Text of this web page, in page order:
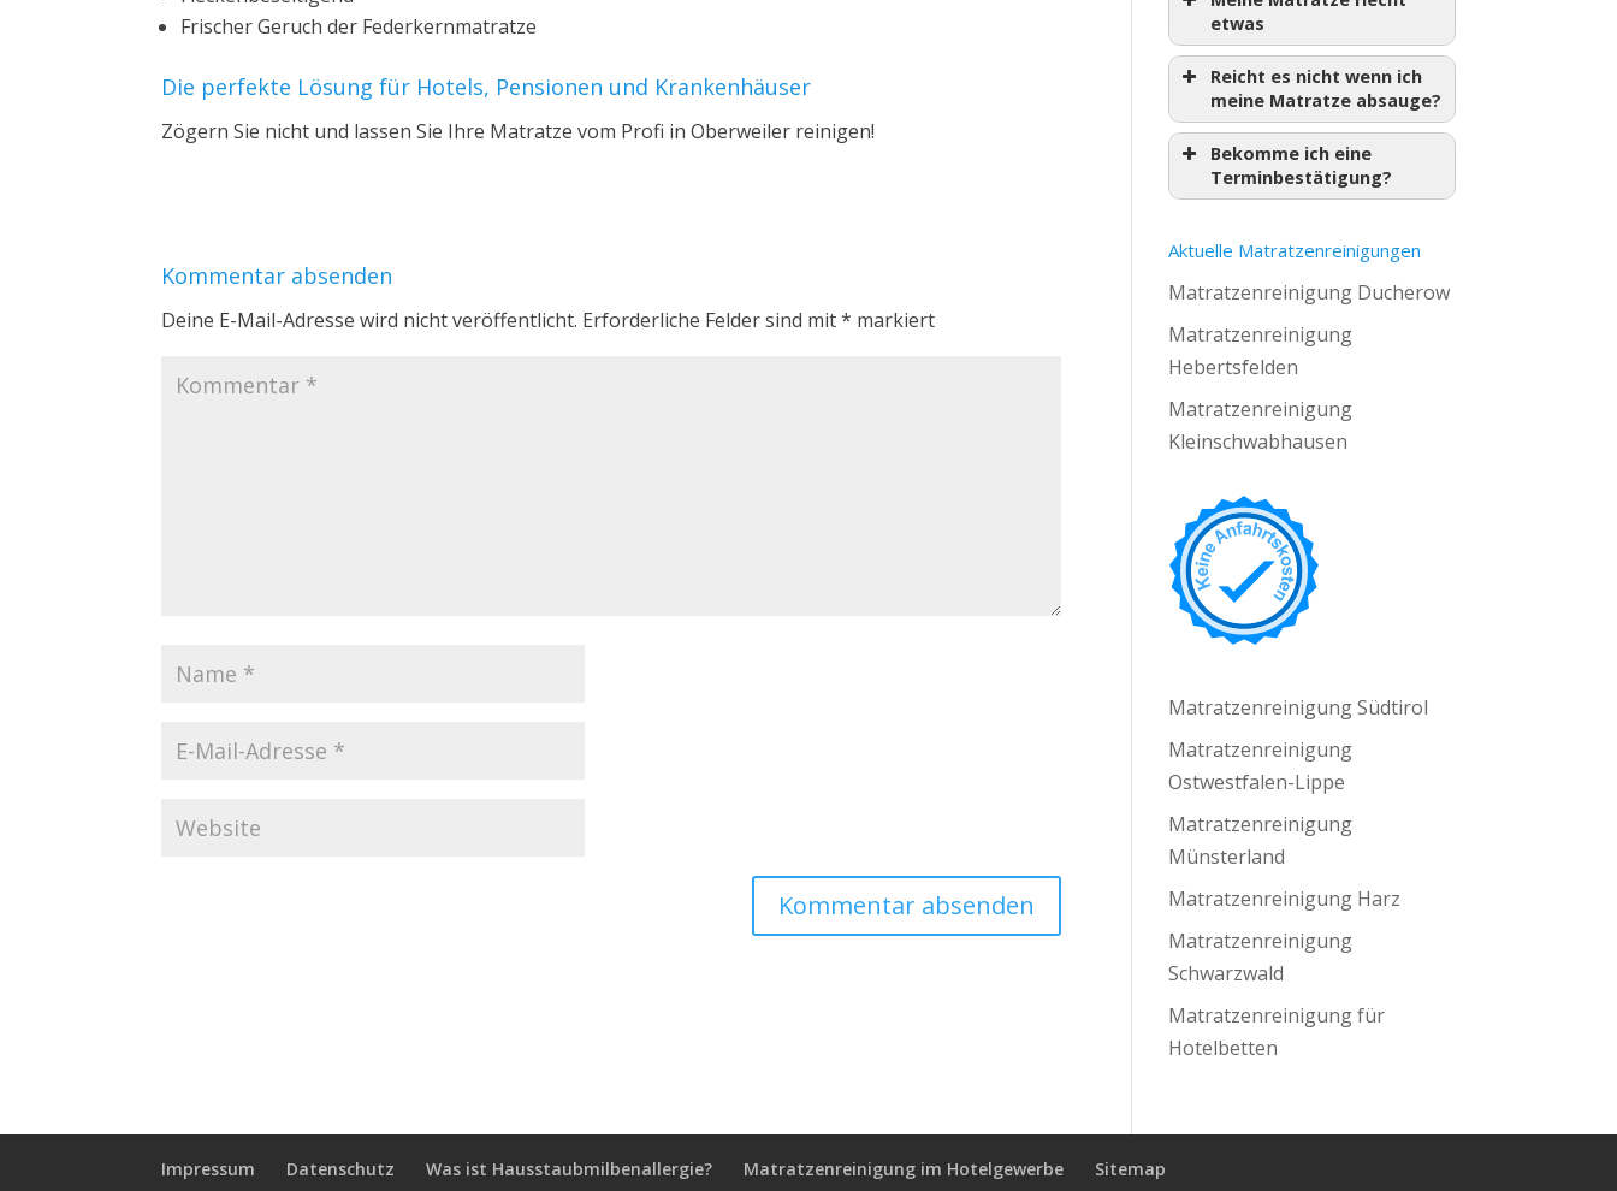
Frischer Geruch der Federkernmatratze
Die perfekte Lösung für Hotels, Pensionen und Krankenhäuser
Zögern Sie nicht und lassen Sie Ihre Matratze vom Profi in Oberweiler reinigen!
Kommentar absenden
Deine E-Mail-Adresse wird nicht veröffentlicht. Erforderliche Felder sind mit* markiert
etwas
Reicht es nicht wenn ich
meine Matratze absauge?
Bekomme ich eine
Terminbestätigung?
Aktuelle Matratzenreinigungen
Matratzenreinigung Ducherow
Matratzenreinigung
Hebertsfelden
Matratzenreinigung
Kleinschwabhausen
Matratzenreinigung Südtirol
Matratzenreinigung
Ostwestfalen-Lippe
Matratzenreinigung
Münsterland
Matratzenreinigung Harz
Matratzenreinigung
Schwarzwald
Matratzenreinigung für
Hotelbetten
Impressum Datenschutz Was ist Hausstaubmilbenallergie? Matratzenreinigung im Hotelgewerbe Sitemap